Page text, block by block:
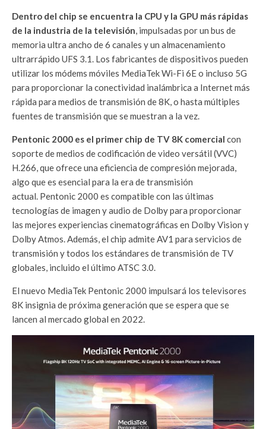
Dentro del chip se encuentra la CPU y la GPU más rápidas
de la industria de la televisión, impulsadas por un bus de
memoria ultra ancho de 6 canales y un almacenamiento
ultrarrápido UFS 3.1. Los fabricantes de dispositivos pueden
utilizar los módems móviles MediaTek Wi-Fi 6E o incluso 5G
para proporcionar la conectividad inalámbrica a Internet más
rápida para medios de transmisión de 8K, o hasta múltiples
fuentes de transmisión que se muestran a la vez.
Pentonic 2000 es el primer chip de TV 8K comercial con
soporte de medios de codificación de video versátil (VVC)
H.266, que ofrece una eficiencia de compresión mejorada,
algo que es esencial para la era de transmisión
actual. Pentonic 2000 es compatible con las últimas
tecnologías de imagen y audio de Dolby para proporcionar
las mejores experiencias cinematográficas en Dolby Vision y
Dolby Atmos. Además, el chip admite AV1 para servicios de
transmisión y todos los estándares de transmisión de TV
globales, incluido el último ATSC 3.0.
El nuevo MediaTek Pentonic 2000 impulsará los televisores
8K insignia de próxima generación que se espera que se
lancen al mercado global en 2022.